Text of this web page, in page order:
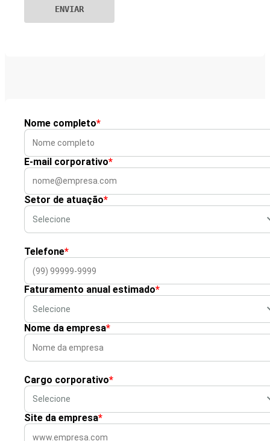
Nome completo*
E-mail corporativo*
Setor de atuação*
Telefone*
Faturamento anual estimado*
Nome da empresa*
Cargo corporativo*
Site da empresa*